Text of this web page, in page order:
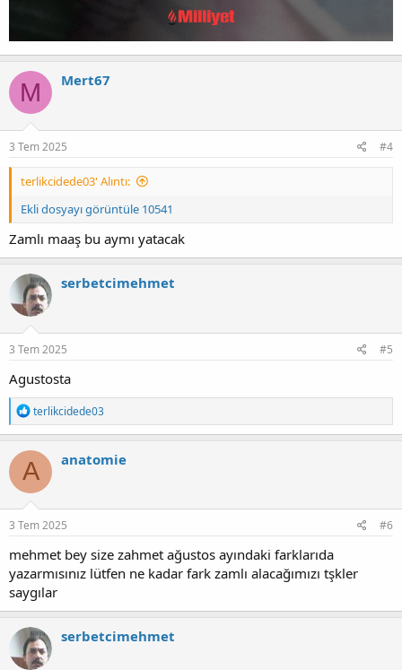
M Mert67
3 Tem 2025 #4
terlikcidede03' Alıntı:
Ekli dosyayı görüntüle 10541
Zamlı maaş bu aymı yatacak
serbetcimehmet
3 Tem 2025 #5
Agustosta
T
e
p
k
i
e
r
:
terlikcidede03
A anatomie
3 Tem 2025 #6
mehmet bey size zahmet ağustos ayındaki farklarıda
yazarmısınız lütfen ne kadar fark zamlı alacağımızı tşkler
saygılar
serbetcimehmet